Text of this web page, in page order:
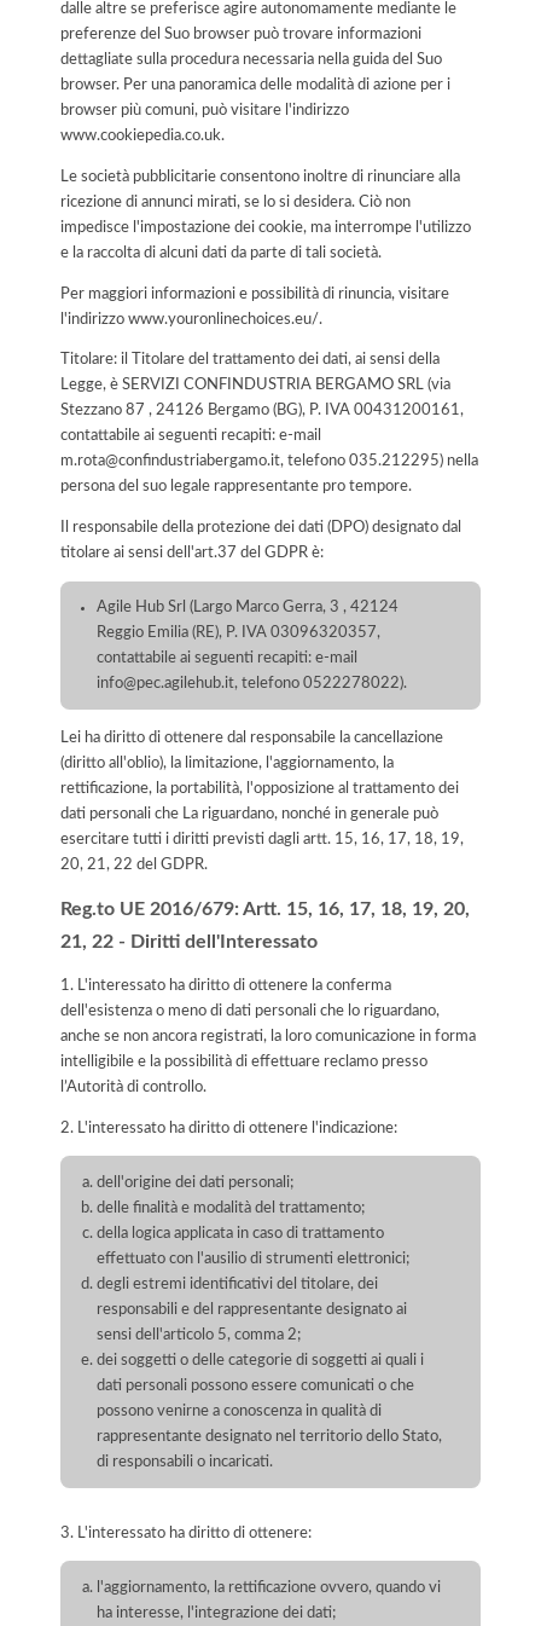
dalle altre se preferisce agire autonomamente mediante le
preferenze del Suo browser può trovare informazioni
dettagliate sulla procedura necessaria nella guida del Suo
browser. Per una panoramica delle modalità di azione per i
browser più comuni, può visitare l'indirizzo
www.cookiepedia.co.uk.
Le società pubblicitarie consentono inoltre di rinunciare alla
ricezione di annunci mirati, se lo si desidera. Ciò non
impedisce l'impostazione dei cookie, ma interrompe l'utilizzo
e la raccolta di alcuni dati da parte di tali società.
Per maggiori informazioni e possibilità di rinuncia, visitare
l'indirizzo www.youronlinechoices.eu/.
Titolare: il Titolare del trattamento dei dati, ai sensi della
Legge, è SERVIZI CONFINDUSTRIA BERGAMO SRL (via
Stezzano 87 , 24126 Bergamo (BG), P. IVA 00431200161,
contattabile ai seguenti recapiti: e-mail
m.rota@confindustriabergamo.it, telefono 035.212295) nella
persona del suo legale rappresentante pro tempore.
Il responsabile della protezione dei dati (DPO) designato dal
titolare ai sensi dell'art.37 del GDPR è:
Agile Hub Srl (Largo Marco Gerra, 3 , 42124
Reggio Emilia (RE), P. IVA 03096320357,
contattabile ai seguenti recapiti: e-mail
info@pec.agilehub.it, telefono 0522278022).
Lei ha diritto di ottenere dal responsabile la cancellazione
(diritto all'oblio), la limitazione, l'aggiornamento, la
rettificazione, la portabilità, l'opposizione al trattamento dei
dati personali che La riguardano, nonché in generale può
esercitare tutti i diritti previsti dagli artt. 15, 16, 17, 18, 19,
20, 21, 22 del GDPR.
Reg.to UE 2016/679: Artt. 15, 16, 17, 18, 19, 20,
21, 22 - Diritti dell'Interessato
1. L'interessato ha diritto di ottenere la conferma
dell'esistenza o meno di dati personali che lo riguardano,
anche se non ancora registrati, la loro comunicazione in forma
intelligibile e la possibilità di effettuare reclamo presso
l’Autorità di controllo.
2. L'interessato ha diritto di ottenere l'indicazione:
dell'origine dei dati personali;
delle finalità e modalità del trattamento;
della logica applicata in caso di trattamento
effettuato con l'ausilio di strumenti elettronici;
degli estremi identificativi del titolare, dei
responsabili e del rappresentante designato ai
sensi dell'articolo 5, comma 2;
dei soggetti o delle categorie di soggetti ai quali i
dati personali possono essere comunicati o che
possono venirne a conoscenza in qualità di
rappresentante designato nel territorio dello Stato,
di responsabili o incaricati.
3. L'interessato ha diritto di ottenere:
l'aggiornamento, la rettificazione ovvero, quando vi
ha interesse, l'integrazione dei dati;